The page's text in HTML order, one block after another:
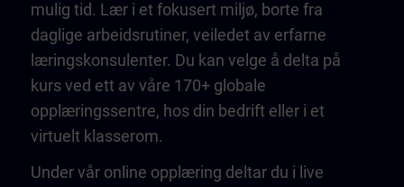
mulig tid. Lær i et fokusert miljø, borte fra
daglige arbeidsrutiner, veiledet av erfarne
læringskonsulenter. Du kan velge å delta på
kurs ved ett av våre 170+ globale
opplæringssentre, hos din bedrift eller i et
virtuelt klasserom.
Under vår online opplæring deltar du i live